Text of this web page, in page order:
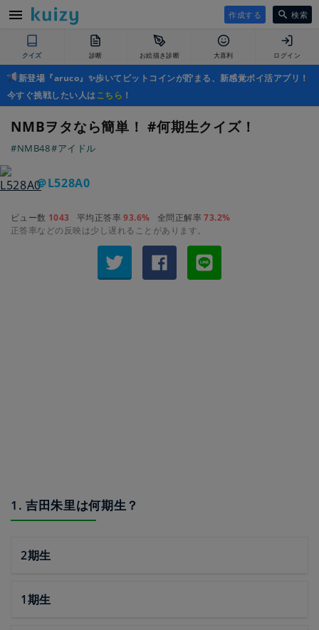
作成する 検索
クイズ 診断 お絵描き診断 大喜利 ログイン
新登場『aruco』✨歩いてビットコインが貯まる、新感覚ポイ活アプリ！
今すぐ挑戦したい人はこちら ！
NMBヲタなら簡単！ #何期生クイズ！
#NMB48#アイドル
＠L528A0
ビュー数 1043 平均正答率93.6% 全問正解率73.2%
正答率などの反映は少し遅れることがあります。
1. 吉田朱里は何期生？
2期生
1期生